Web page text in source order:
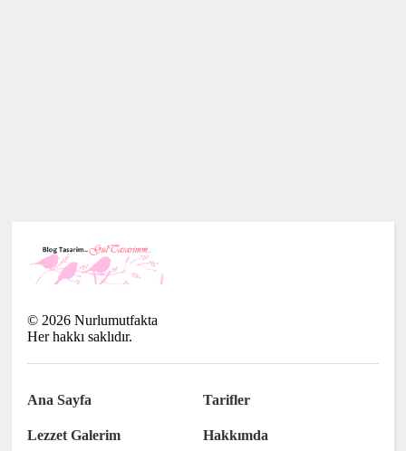
© 2026 Nurlumutfakta
Her hakkı saklıdır.
Ana Sayfa Tarifler
Lezzet Galerim Hakkımda